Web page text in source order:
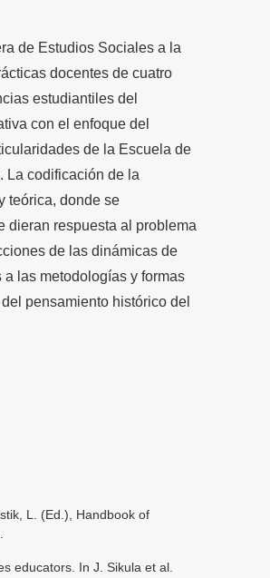
de Estudios Sociales a la
docentes de cuatro
estudiantiles del
con el enfoque del
de la Escuela de
La codificación de la
teórica, donde se
dieran respuesta al problema
de las dinámicas de
las metodologías y formas
pensamiento histórico del
L. (Ed.), Handbook of
educators. In J. Sikula et al.